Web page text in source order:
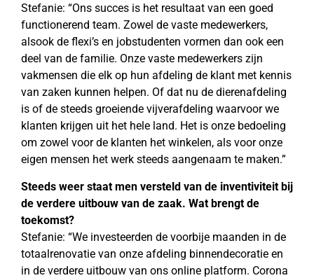
Stefanie: “Ons succes is het resultaat van een goed
functionerend team. Zowel de vaste medewerkers,
alsook de flexi’s en jobstudenten vormen dan ook een
deel van de familie. Onze vaste medewerkers zijn
vakmensen die elk op hun afdeling de klant met kennis
van zaken kunnen helpen. Of dat nu de dierenafdeling
is of de steeds groeiende vijverafdeling waarvoor we
klanten krijgen uit het hele land. Het is onze bedoeling
om zowel voor de klanten het winkelen, als voor onze
eigen mensen het werk steeds aangenaam te maken.”
Steeds weer staat men versteld van de inventiviteit bij
de verdere uitbouw van de zaak. Wat brengt de
toekomst?
Stefanie: “We investeerden de voorbije maanden in de
totaalrenovatie van onze afdeling binnendecoratie en
in de verdere uitbouw van ons online platform. Corona